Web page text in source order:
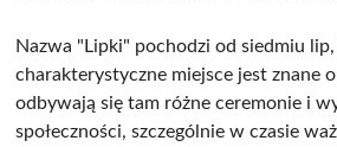
Nazwa "Lipki" pochodzi od siedmiu
charakterystyczne miejsce jest znane
odbywają się tam różne ceremonie i
społeczności, szczególnie w czasie